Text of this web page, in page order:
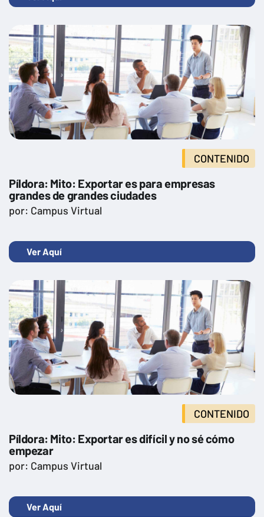
CONTENIDO
Píldora: Mito: Exportar es para empresas
grandes de grandes ciudades
por: Campus Virtual
Ver Aquí
CONTENIDO
Píldora: Mito: Exportar es difícil y no sé cómo
empezar
por: Campus Virtual
Ver Aquí